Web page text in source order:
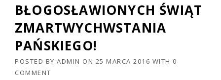
BŁOGOSŁAWIONYCH ŚWIĄT
ZMARTWYCHWSTANIA
PAŃSKIEGO!
POSTED BY ADMIN ON 25 MARCA 2016 WITH 0
COMMENT